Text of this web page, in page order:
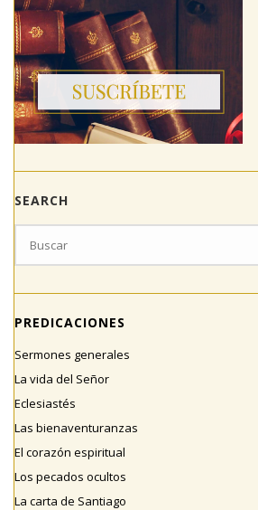
SEARCH
PREDICACIONES
Sermones generales
La vida del Señor
Eclesiastés
Las bienaventuranzas
El corazón espiritual
Los pecados ocultos
La carta de Santiago